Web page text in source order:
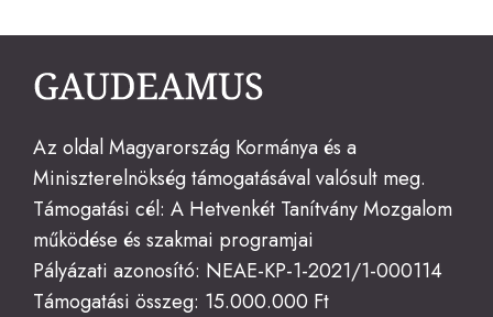
Az oldal Magyarország Kormánya és a
Miniszterelnökség támogatásával valósult meg.
Támogatási cél: A Hetvenkét Tanítvány Mozgalom
működése és szakmai programjai
Pályázati azonosító: NEAE-KP-1-2021/1-000114
Támogatási összeg: 15.000.000 Ft